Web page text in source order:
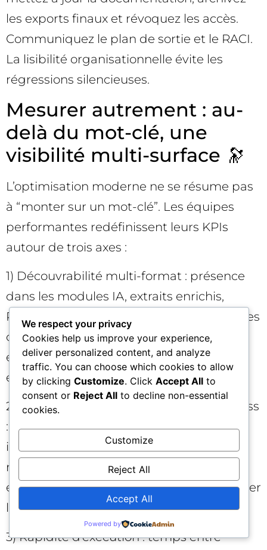
les exports finaux et révoquez les accès.
Communiquez le plan de sortie et le RACI.
La lisibilité organisationnelle évite les
régressions silencieuses.
Mesurer autrement : au-
delà du mot-clé, une
visibilité multi-surface 🔭
L’optimisation moderne ne se résume pas
à “monter sur un mot-clé”. Les équipes
performantes redéfinissent leurs KPIs
autour de trois axes :
1) Découvrabilité multi-format : présence
dans les modules IA, extraits enrichis,
People Also Ask, carrousels, vidéo, local. Les
outils SEO doivent savoir qualifier cette
empreinte et suivre son évolution par
entité, thème et intention.
2) Qualité du trafic et contribution business
: sessions qualifiées, conversion assistée,
impact par segment, LTV. Le
rapprochement avec le CRM et l’analytics
est clé pour démontrer la valeur et prioriser
les chantiers.
3) Rapidité d’exécution : temps entre
We respect your privacy
Cookies help us improve your experience,
deliver personalized content, and analyze
traffic. You can choose which cookies to allow
by clicking Customize. Click Accept All to
consent or Reject All to decline non-essential
cookies.
Customize
Reject All
Accept All
Powered by